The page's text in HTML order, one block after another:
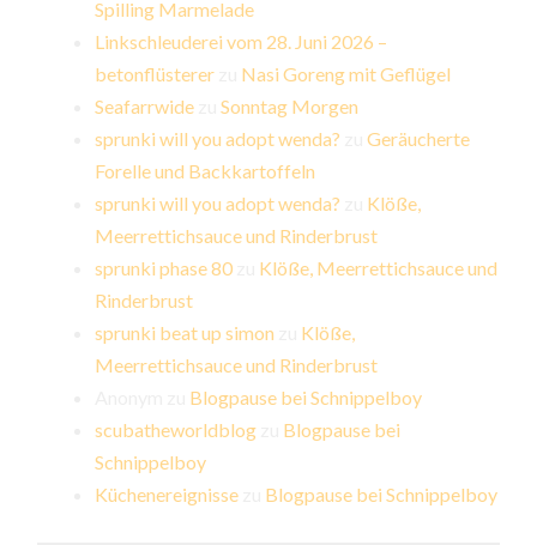
Spilling Marmelade
Linkschleuderei vom 28. Juni 2026 –
betonflüsterer
Nasi Goreng mit Geflügel
Seafarrwide zuSonntag Morgen
sprunki will you adopt wenda? zuGeräucherte
Forelle und Backkartoffeln
sprunki will you adopt wenda?
Klöße,
Meerrettichsauce und Rinderbrust
sprunki phase 80
Klöße, Meerrettichsauce und
Rinderbrust
sprunki beat up simon
Klöße,
Meerrettichsauce und Rinderbrust
Blogpause bei Schnippelboy
scubatheworldblog
Blogpause bei
Schnippelboy
Küchenereignisse
Blogpause bei Schnippelboy